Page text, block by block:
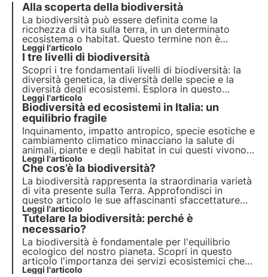
Alla scoperta della biodiversità
La biodiversità può essere definita come la
ricchezza di vita sulla terra, in un determinato
ecosistema o habitat. Questo termine non è
casuale, in quanto la diversità di specie sulla terra
e nel mare, rappresenta un bene talmente prezioso
da essere consideratoinestimabile.
Leggi l'articolo
I tre livelli di biodiversità
Scopri i tre fondamentali livelli di biodiversità: la
diversità genetica, la diversità delle specie e la
diversità degli ecosistemi. Esplora in questo
articolo l'importanza di ciascun livello e come la
conservazione della biodiversità sia cruciale per il
nostro pianeta.
Leggi l'articolo
Biodiversità ed ecosistemi in Italia: un
equilibrio fragile
Inquinamento, impatto antropico, specie esotiche e
cambiamento climatico minacciano la salute di
animali, piante e degli habitat in cui questi vivono.
Il programma delle Nazioni Unite entro il 2030
prevede protezione e ripristino. Ma servono azioni
puntuali.
Leggi l'articolo
Che cos’è la biodiversità?
La biodiversità rappresenta la straordinaria varietà
di vita presente sulla Terra. Approfondisci in
questo articolo le sue affascinanti sfaccettature
con esempi concreti e scopri perché è così
importante.
Leggi l'articolo
Tutelare la biodiversità: perché è
necessario?
La biodiversità è fondamentale per l'equilibrio
ecologico del nostro pianeta. Scopri in questo
articolo l'importanza dei servizi ecosistemici che
offre, il costo della sua perdita e le strategie
Leggi l'articolo